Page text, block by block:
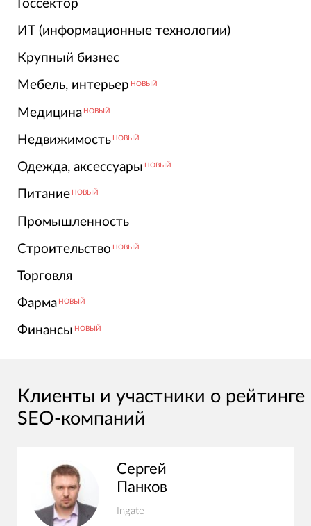
Госсектор
ИТ (информационные технологии)
Крупный бизнес
Мебель, интерьер НОВЫЙ
Медицина НОВЫЙ
Недвижимость НОВЫЙ
Одежда, аксессуары НОВЫЙ
Питание НОВЫЙ
Промышленность
Строительство НОВЫЙ
Торговля
Фарма НОВЫЙ
Финансы НОВЫЙ
Клиенты и участники о рейтинге
SEO-компаний
Сергей
Панков
Ingate